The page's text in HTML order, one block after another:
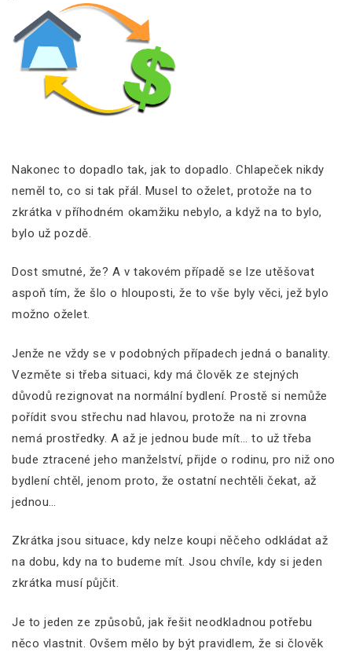
Nakonec to dopadlo tak, jak to dopadlo. Chlapeček nikdy
neměl to, co si tak přál. Musel to oželet, protože na to
zkrátka v příhodném okamžiku nebylo, a když na to bylo,
bylo už pozdě.
Dost smutné, že? A v takovém případě se lze utěšovat
aspoň tím, že šlo o hlouposti, že to vše byly věci, jež bylo
možno oželet.
Jenže ne vždy se v podobných případech jedná o banality.
Vezměte si třeba situaci, kdy má člověk ze stejných
důvodů rezignovat na normální bydlení. Prostě si nemůže
pořídit svou střechu nad hlavou, protože na ni zrovna
nemá prostředky. A až je jednou bude mít… to už třeba
bude ztracené jeho manželství, přijde o rodinu, pro niž ono
bydlení chtěl, jenom proto, že ostatní nechtěli čekat, až
jednou…
Zkrátka jsou situace, kdy nelze koupi něčeho odkládat až
na dobu, kdy na to budeme mít. Jsou chvíle, kdy si jeden
zkrátka musí půjčit.
Je to jeden ze způsobů, jak řešit neodkladnou potřebu
něco vlastnit. Ovšem mělo by být pravidlem, že si člověk